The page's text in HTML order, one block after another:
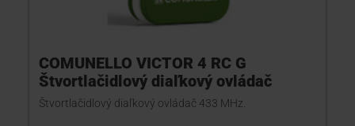
COMUNELLO VICTOR 4 RC G
Štvortlačidlový diaľkový ovládač
Štvortlačidlový diaľkový ovládač 433 MHz.